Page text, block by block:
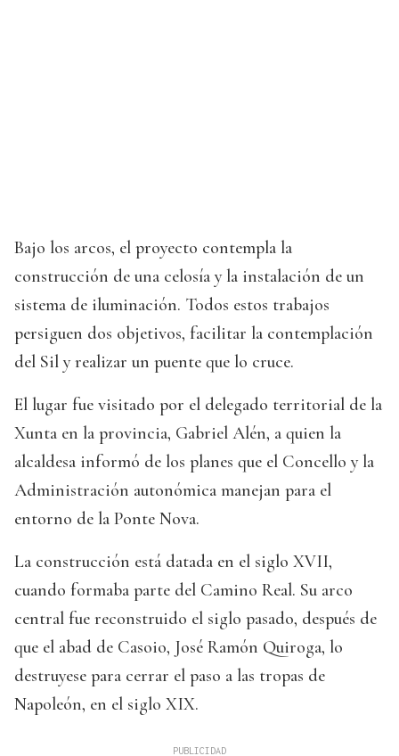
Bajo los arcos, el proyecto contempla la
construcción de una celosía y la instalación de un
sistema de iluminación. Todos estos trabajos
persiguen dos objetivos, facilitar la contemplación
del Sil y realizar un puente que lo cruce.
El lugar fue visitado por el delegado territorial de la
Xunta en la provincia, Gabriel Alén, a quien la
alcaldesa informó de los planes que el Concello y la
Administración autonómica manejan para el
entorno de la Ponte Nova.
La construcción está datada en el siglo XVII,
cuando formaba parte del Camino Real. Su arco
central fue reconstruido el siglo pasado, después de
que el abad de Casoio, José Ramón Quiroga, lo
destruyese para cerrar el paso a las tropas de
Napoleón, en el siglo XIX.